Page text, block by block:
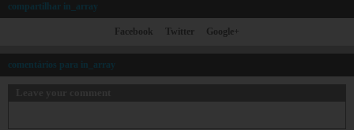
compartilhar in_array
Facebook Twitter Google+
comentários para in_array